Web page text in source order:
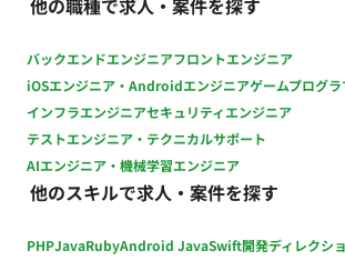
他の職種で求人・案件を探す
バックエンドエンジニアフロントエンジニア
iOSエンジニア・Androidエンジニアゲームプログ
インフラエンジニアセキュリティエンジニア
テストエンジニア・テクニカルサポート
AIエンジニア・機械学習エンジニア
他のスキルで求人・案件を探す
PHPJavaRubyAndroid JavaSwift開発ディレクシ